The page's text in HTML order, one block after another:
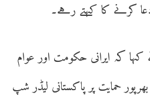
کرنے کا کہتے رہے۔
کہا کہ ایرانی حکومت اور عوام
حمایت پر پاکستانی لیڈر شپ